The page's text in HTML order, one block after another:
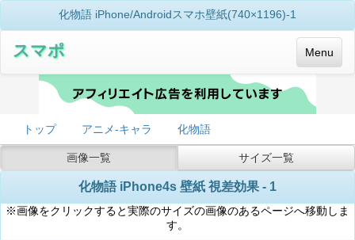
化物語 iPhone/Androidスマホ壁紙(740×1196)-1
Menu
スマポ
トップ アニメ-キャラ 化物語
画像一覧 サイズ一覧
化物語 iPhone4s 壁紙 視差効果 - 1
※画像をクリックすると実際のサイズの画像のあるページへ移動しま
す。